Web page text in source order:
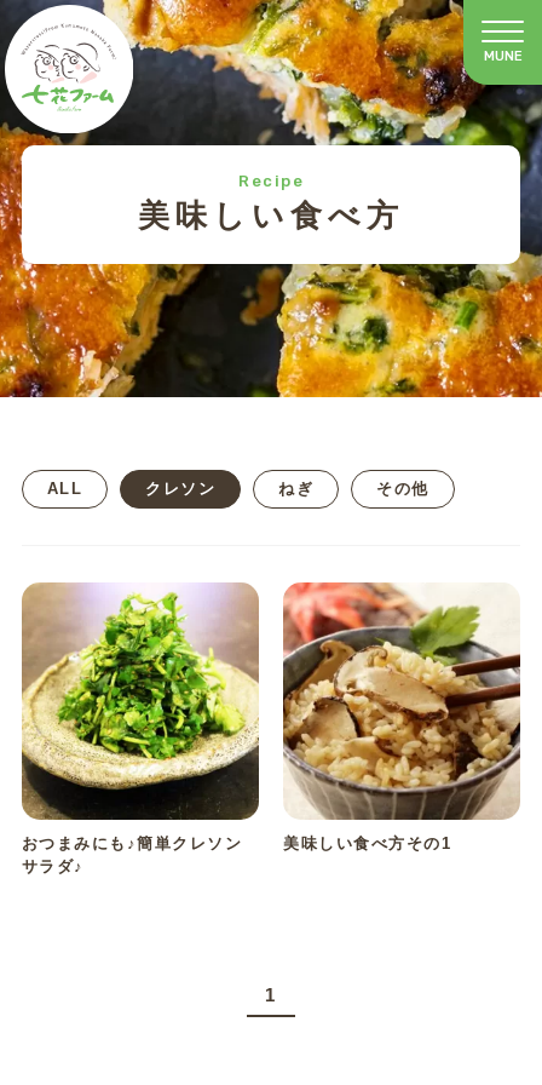
Recipe
美味しい食べ方
ALL クレソン ねぎ その他
おつまみにも♪簡単クレソン
サラダ♪
美味しい食べ方その1
1